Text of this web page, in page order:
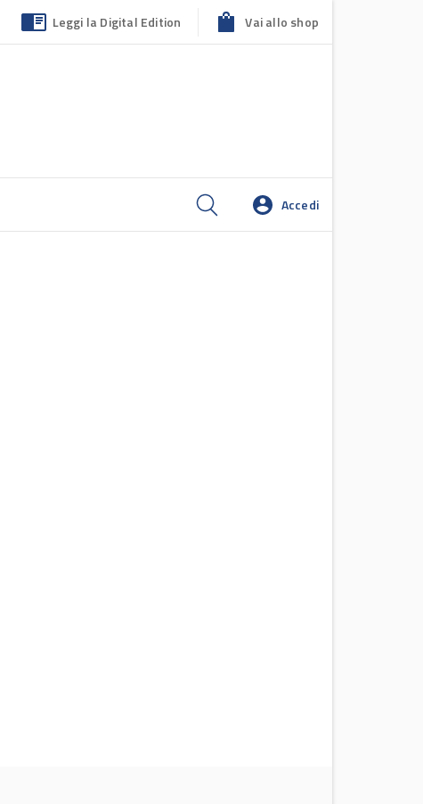
Leggi la Digital Edition Vai allo shop
Accedi